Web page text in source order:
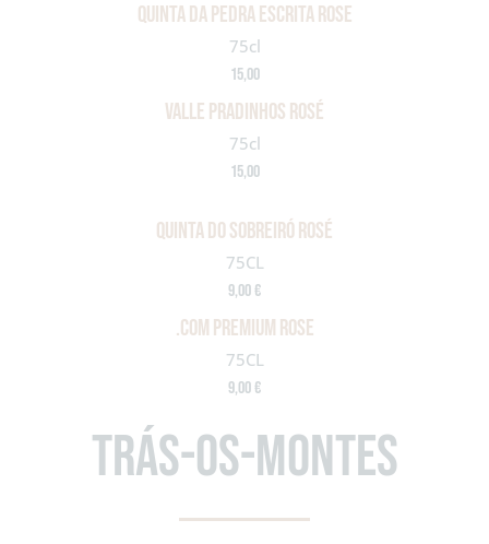
quinta da pedra escrita rose
75cl
15,00
VALLE PRADINHOS ROSÉ
75cl
15,00
Quinta do Sobreiró Rosé
75CL
9,00 €
.COM PREMIUM ROSE
75CL
9,00 €
TRÁS-OS-MONTES